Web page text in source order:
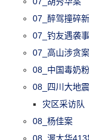
07_醉驾撞碎
07_钓友遇袭
07_高山涉贪案
08_中国毒奶
08_四川大地震
灾区采访队
08_杨佳案